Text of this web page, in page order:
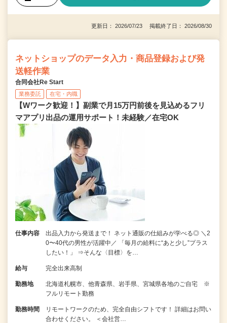
更新日： 2026/07/23 掲載終了日： 2026/08/30
ネットショップのデータ入力・商品登録および発
送軽作業
合同会社Re Start
業務委託 在宅・内職
【Wワーク歓迎！】副業で月15万円前後を見込めるフリ
マアプリ出品の運用サポート！未経験／在宅OK
仕事内容
出品入力から発送まで！ ネット通販の仕組みが学べる◎ ＼2
0〜40代の男性が活躍中／ 「毎月の給料に“あと少し”プラス
したい！」 ⇒そんな〈目標〉を…
給与 完全出来高制
勤務地
北海道札幌市、他青森県、岩手県、宮城県各地のご自宅 ※
フルリモート勤務
勤務時間
リモートワークのため、完全自由シフトです！ 詳細はお問い
合わせください。 ＜会社営…